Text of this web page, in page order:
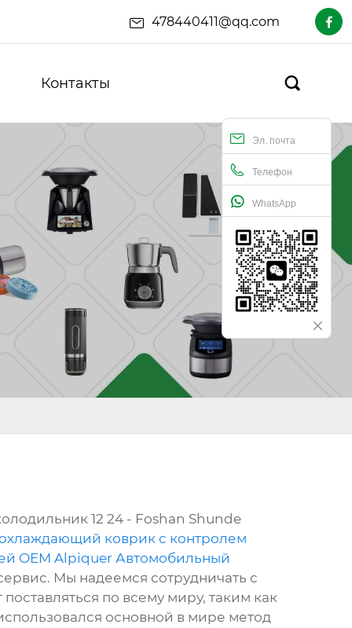
478440411@qq.com 
Контакты 
Эл. почта
Телефон
WhatsApp
12 24 - Foshan Shunde
коврик с контролем
OEM Alpiquer Автомобильный
Мы надеемся сотрудничать с
по всему миру, таким как
основной в мире метод